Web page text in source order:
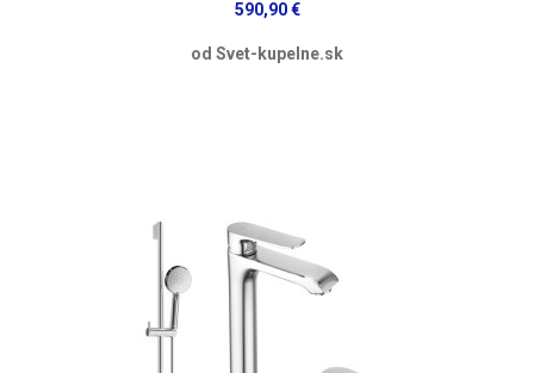
590,90 €
od Svet-kupelne.sk